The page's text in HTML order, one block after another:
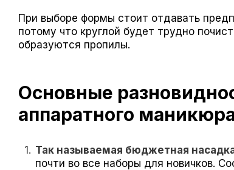
При выборе формы стоит отдавать
потому что круглой будет трудно
образуются пропилы.
Основные
аппаратного
Так называемая бюджетная
почти во все наборы для новичков.